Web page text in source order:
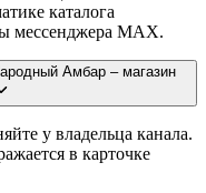
каталога
мессенджера MAX.
Амбар – магазин
у владельца канала.
в карточке